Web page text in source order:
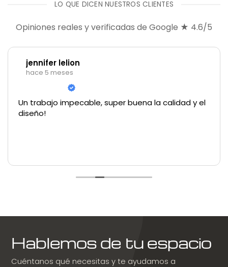
LO QUE DICEN NUESTROS CLIENTES
Opiniones reales y verificadas de Google ★ 4.6/5
jennifer lelion
hace 5 meses
Un trabajo impecable, super buena la calidad y el
diseño!
Hablemos de tu espacio
Cuéntanos qué necesitas y te ayudamos a